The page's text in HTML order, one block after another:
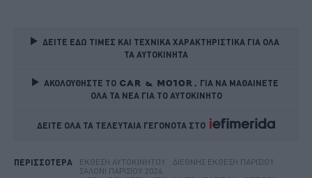
ΔΕΙΤΕ ΕΔΩ ΤΙΜΕΣ ΚΑΙ ΤΕΧΝΙΚΑ ΧΑΡΑΚΤΗΡΙΣΤΙΚΑ ΓΙΑ ΟΛΑ
ΤΑ ΑΥΤΟΚΙΝΗΤΑ
ΑΚΟΛΟΥΘΗΣΤΕ ΤΟ
ΓΙΑ ΝΑ ΜΑΘΑΙΝΕΤΕ
ΟΛΑ ΤΑ ΝΕΑ ΓΙΑ ΤΟ ΑΥΤΟΚΙΝΗΤΟ
ΔΕΙΤΕ ΟΛΑ ΤΑ ΤΕΛΕΥΤΑΙΑ ΓΕΓΟΝΟΤΑ ΣΤΟ
ΠΕΡΙΣΣΟΤΕΡΑ ΈΚΘΕΣΗ ΑΥΤΟΚΙΝΉΤΟΥ
ΔΙΕΘΝΉΣ ΈΚΘΕΣΗ ΠΑΡΙΣΙΟΎ
ΣΑΛΌΝΙ ΠΑΡΙΣΙΟΎ 2024